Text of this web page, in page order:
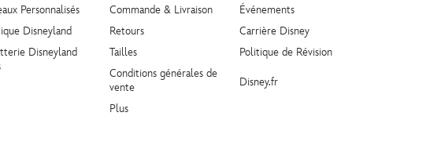
Personnalisés
Disneyland
Disneyland
Commande & Livraison
Retours
Tailles
Conditions générales de
vente
Plus
Événements
Carrière Disney
Politique de Révision
Disney.fr